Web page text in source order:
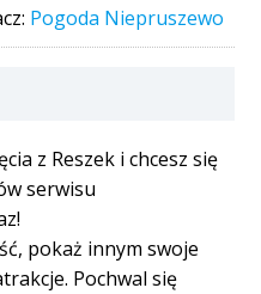
Pogoda Niepruszewo
z Reszek i chcesz się
serwisu
pokaż innym swoje
Pochwal się